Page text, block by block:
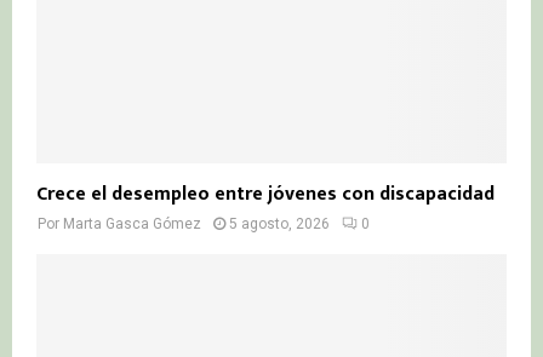
Crece el desempleo entre jóvenes con discapacidad
Por Marta Gasca Gómez 5 agosto, 2026 0